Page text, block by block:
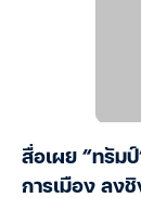
สื่อเผย “ทรัม
การเมือง ลง